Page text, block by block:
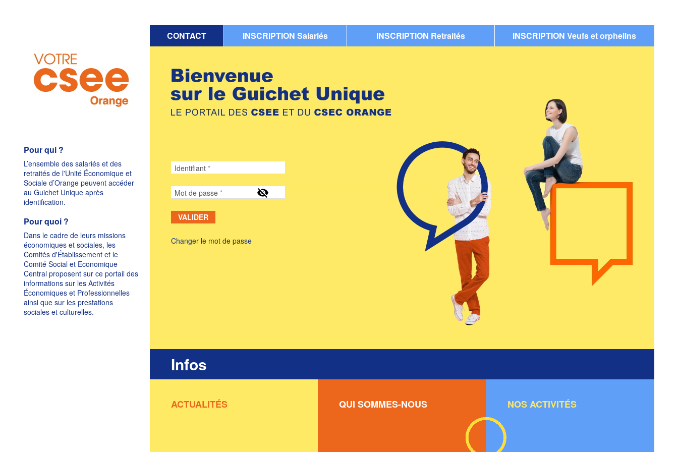
Pour qui ?
L’ensemble des salariés et des
retraités de l'Unité Économique et
Sociale d’Orange peuvent accéder
au Guichet Unique après
identification.
Pour quoi ?
Dans le cadre de leurs missions
économiques et sociales, les
Comités d'Établissement et le
Comité Social et Economique
Central proposent sur ce portail des
informations sur les Activités
Économiques et Professionnelles
ainsi que sur les prestations
sociales et culturelles.
CONTACT INSCRIPTION Salariés INSCRIPTION Retraités INSCRIPTION Veufs et orphelins
Identifiant
Mot de passe
VALIDER
Changer le mot de passe
Infos
ACTUALITÉS QUI SOMMES-NOUS NOS ACTIVITÉS